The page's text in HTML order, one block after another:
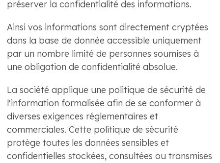
préserver la confidentialité des informations.
Ainsi vos informations sont directement cryptées
dans la base de donnée accessible uniquement
par un nombre limité de personnes soumises à
une obligation de confidentialité absolue.
La société applique une politique de sécurité de
l'information formalisée afin de se conformer à
diverses exigences réglementaires et
commerciales. Cette politique de sécurité
protège toutes les données sensibles et
confidentielles stockées, consultées ou transmises